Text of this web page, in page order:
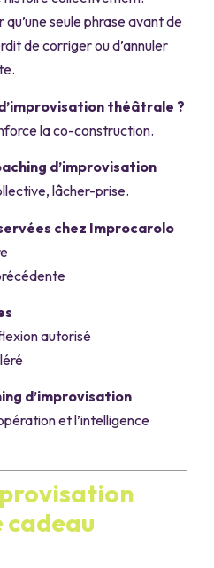
seule phrase avant de
de corriger ou d’annuler
théâtrale ?
la co-construction.
d’improvisation
lâcher-prise.
chez Improcarolo
autorisé
d’improvisation
et l’intelligence